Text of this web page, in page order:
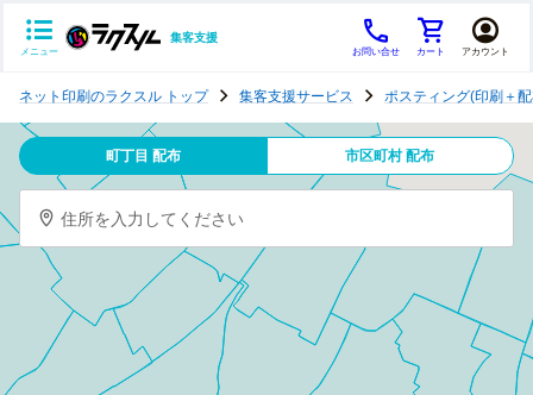
メニュー
集客支援
お問い合せ カート アカウント
テ
ン
グ
ネット印刷のラクスル トップ 集客支援サービス ポスティング(印刷＋
町丁目 配布 市区町村 配布
住所を入力してください